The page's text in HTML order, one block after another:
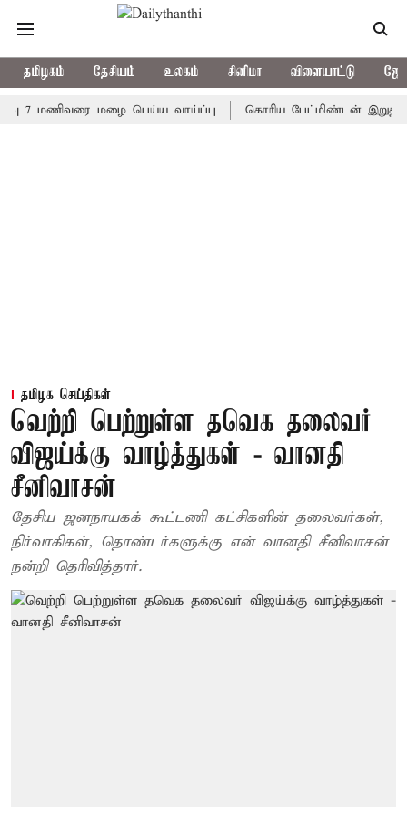
தமிழகம் தேசியம் உலகம் சினிமா விளையாட்டு
மணிவரை மழை பெய்ய வாய்ப்பு கொரிய பேட்மிண்டன் இறுதி
தமிழக செய்திகள்
வெற்றி பெற்றுள்ள தவெக தலைவர்
விஜய்க்கு வாழ்த்துகள் - வானதி
சீனிவாசன்
தேசிய ஜனநாயகக் கூட்டணி கட்சிகளின் தலைவர்கள்,
நிர்வாகிகள், தொண்டர்களுக்கு என் வானதி சீனிவாசன்
நன்றி தெரிவித்தார்.